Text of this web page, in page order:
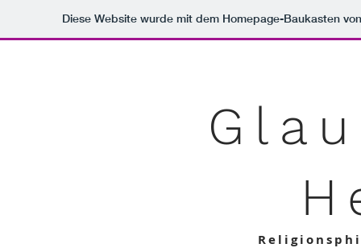
Diese Website wurde mit dem Homepage-Baukasten